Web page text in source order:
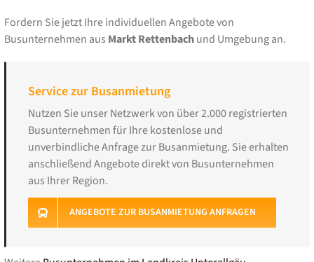
Fordern Sie jetzt Ihre individuellen Angebote von
Busunternehmen aus Markt Rettenbachund Umgebung an.
Service zur Busanmietung
Nutzen Sie unser Netzwerk von über 2.000 registrierten
Busunternehmen für Ihre kostenlose und
unverbindliche Anfrage zur Busanmietung. Sie erhalten
anschließend Angebote direkt von Busunternehmen
aus Ihrer Region.
ANGEBOTE ZUR BUSANMIETUNG ANFRAGEN